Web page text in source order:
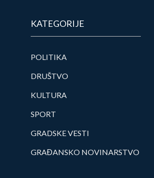
KATEGORIJE
POLITIKA
DRUŠTVO
KULTURA
SPORT
GRADSKE VESTI
GRAĐANSKO NOVINARSTVO